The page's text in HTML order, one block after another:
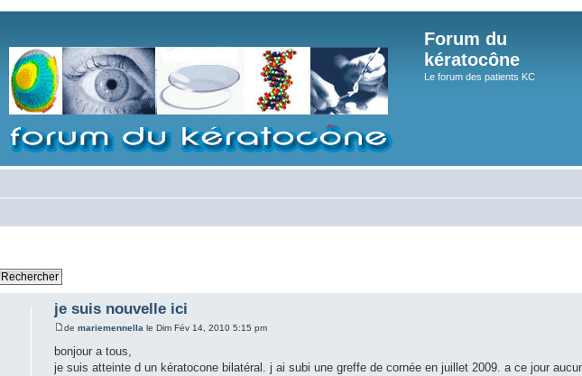
Forum du
kératocône
Le forum des patients KC
je suis nouvelle ici
demariemennella le Dim Fév 14, 2010 5:15 pm
bonjour a tous,
je suis atteinte d un kératocone bilatéral. j ai subi une greffe de cornée en juillet 2009. a ce jour